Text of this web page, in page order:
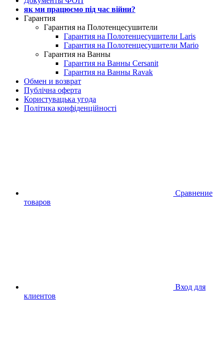
як ми працюємо під час війни?
Гарантия
Гарантия на Полотенцесушители
Гарантия на Полотенцесушители Laris
Гарантия на Полотенцесушители Mario
Гарантия на Ванны
Гарантия на Ванны Cersanit
Гарантия на Ванны Ravak
Обмен и возврат
Публічна оферта
Користувацька угода
Політика конфіденційності
Сравнение
товаров
Вход для
клиентов